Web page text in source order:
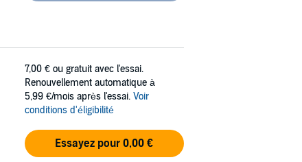
7,00 € ou gratuit avec l'essai.
Renouvellement automatique à
5,99 €/mois après l'essai. Voir
conditions d'éligibilité
Essayez pour 0,00 €